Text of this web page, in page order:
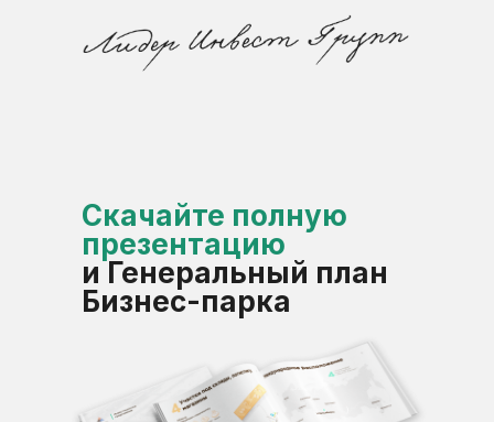
Скачайте полную
презентацию
и Генеральный план
Бизнес-парка